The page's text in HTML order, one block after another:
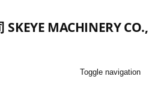
Toggle navigation